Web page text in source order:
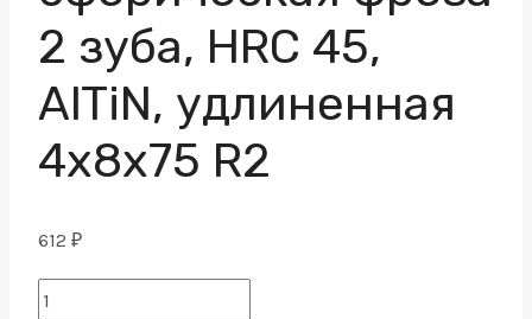
2 зуба, HRC 45,
AlTiN, удлиненная
4х8х75 R2
612 ₽
Концевая